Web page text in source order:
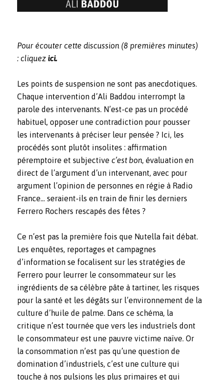
Pour écouter cette discussion (8 premières minutes)
: cliquez ici.
Les points de suspension ne sont pas anecdotiques.
Chaque intervention d’Ali Baddou interrompt la
parole des intervenants. N’est-ce pas un procédé
habituel, opposer une contradiction pour pousser
les intervenants à préciser leur pensée ? Ici, les
procédés sont plutôt insolites : affirmation
péremptoire et subjective c’est bon, évaluation en
direct de l’argument d’un intervenant, avec pour
argument l’opinion de personnes en régie à Radio
France… seraient-ils en train de finir les derniers
Ferrero Rochers rescapés des fêtes ?
Ce n’est pas la première fois que Nutella fait débat.
Les enquêtes, reportages et campagnes
d’information se focalisent sur les stratégies de
Ferrero pour leurrer le consommateur sur les
ingrédients de sa célèbre pâte à tartiner, les risques
pour la santé et les dégâts sur l’environnement de la
culture d’huile de palme. Dans ce schéma, la
critique n’est tournée que vers les industriels dont
le consommateur est une pauvre victime naïve. Or
la consommation n’est pas qu’une question de
domination d’industriels, c’est une culture qui
touche à nos pulsions les plus primaires et qui